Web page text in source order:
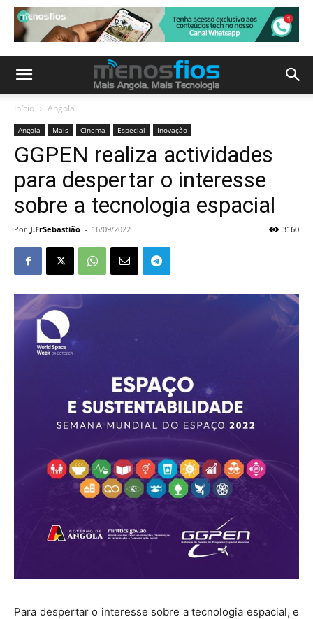
Início Angola
Angola Mais Cinema Especial Inovação
GGPEN realiza actividades
para despertar o interesse
sobre a tecnologia espacial
Por J.FrSebastião - 16/09/2022 3160
Para despertar o interesse sobre a tecnologia espacial, e